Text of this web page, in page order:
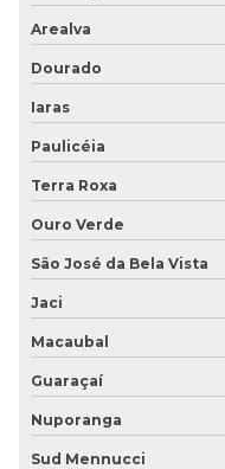
Arealva
Dourado
Iaras
Paulicéia
Terra Roxa
Ouro Verde
São José da Bela Vista
Jaci
Macaubal
Guaraçaí
Nuporanga
Sud Mennucci